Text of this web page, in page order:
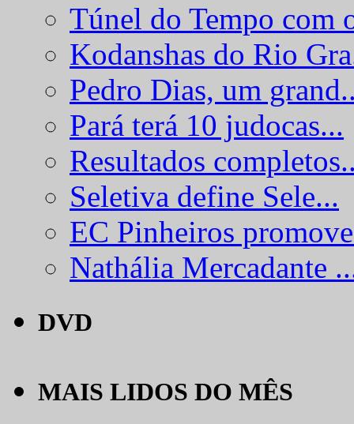
Túnel do Tempo com
Kodanshas do Rio
Pedro Dias, um
Pará terá 10 judocas...
Resultados
Seletiva define Sele...
EC Pinheiros
Nathália Mercadante
DVD
MAIS LIDOS DO MÊS